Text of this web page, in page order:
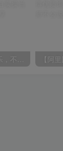
抖音24小时无人直播音乐，不违规，不封号纯撸音浪，小白实操当天日入1000+